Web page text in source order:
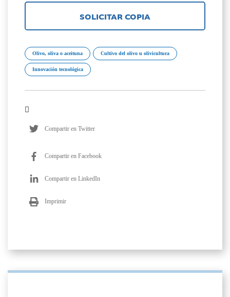
SOLICITAR COPIA
Olivo, oliva o aceituna Cultivo del olivo u olivicultura
Innovación tecnológica
Compartir en Twitter
Compartir en Facebook
Compartir en LinkedIn
Imprimir